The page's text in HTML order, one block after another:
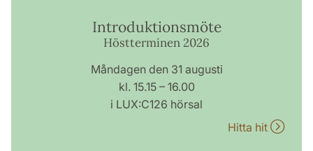
Introduktionsmöte
Höstterminen 2026
Måndagen den 31 augusti
kl. 15.15 – 16.00
i LUX:C126 hörsal
Hitta hit